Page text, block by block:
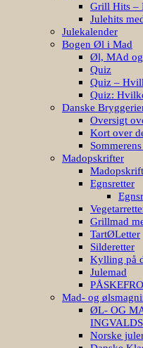
Grill Hits –
Julehits
Julekalender
Bogen Øl i Mad
Øl, MAd og
Quiz
Quiz –
Quiz:
Danske
Oversigt
Kort over
Madopskrifter
Egnsretter
Grillmad
TartØLetter
Silderetter
Kylling på
Julemad
Mad- og
ØL- OG
Norske